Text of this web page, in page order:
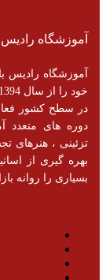
آموزشگاه رادیس
آموزشگاه رادیس
در سطح کشور
دوره های متعدد
تزئینی ، هنرهای
بهره گیری از
بسیاری را روانه